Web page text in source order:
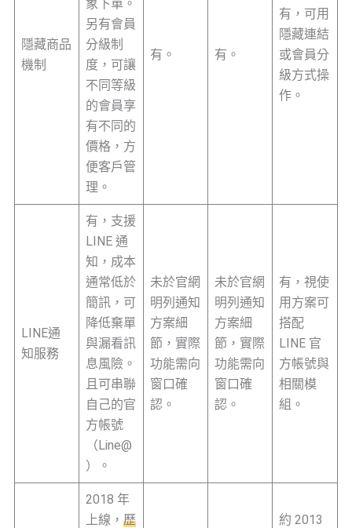
隱藏商品
機制
象下單。
另有會員
分級制
度，可讓
不同等級
的會員享
有不同的
價格，方
便客戶管
理。
有。 有。
有，可用
隱藏連結
或會員分
級方式操
作。
LINE通
知服務
有，支援
LINE 通
知，成本
通常低於
簡訊，可
降低棄單
與漏看訊
息風險。
且可串聯
自己的官
方帳號
（Line@
）。
未於官網
明列通知
方案細
節，實際
功能需向
窗口確
認。
未於官網
明列通知
方案細
節，實際
功能需向
窗口確
認。
有，視使
用方案可
搭配
LINE 官
方帳號與
相關模
組。
2018 年
上線， 歷
約 2013